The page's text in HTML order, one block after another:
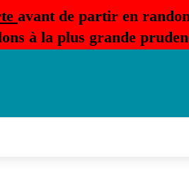
avant de partir en
à la plus grande